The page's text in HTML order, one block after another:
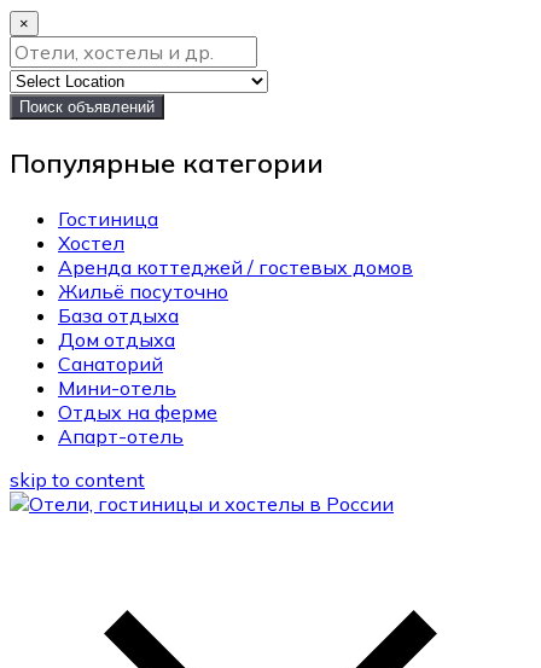
×
Поиск объявлений
Популярные категории
Гостиница
Хостел
Аренда коттеджей / гостевых домов
Жильё посуточно
База отдыха
Дом отдыха
Санаторий
Мини-отель
Отдых на ферме
Апарт-отель
skip to content